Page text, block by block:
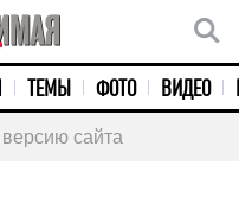
ТЕМЫ ФОТО ВИДЕО
сайта